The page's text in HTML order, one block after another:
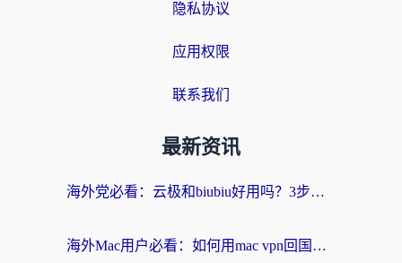
隐私协议
应用权限
联系我们
最新资讯
海外党必看：云极和biubiu好用吗？3步选对回国加速器，无缝刷国内剧玩手游
海外Mac用户必看：如何用mac vpn回国实现无缝刷国内剧玩国服？